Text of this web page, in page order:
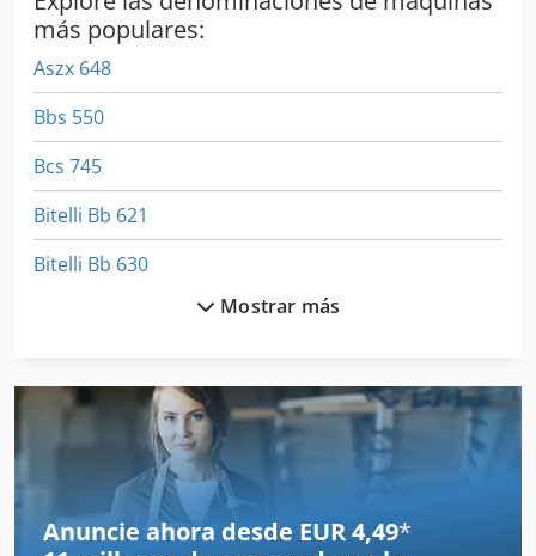
más populares:
Aszx 648
Bbs 550
Bcs 745
Bitelli Bb 621
Bitelli Bb 630
Bitelli Sf 102
Byjet Smart 3015
Mostrar más
Anuncie ahora desde EUR 4,49*